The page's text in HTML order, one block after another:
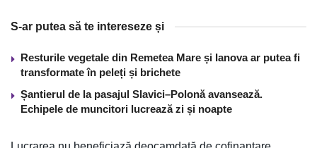
S-ar putea să te intereseze și
Resturile vegetale din Remetea Mare și Ianova ar putea fi
transformate în peleți și brichete
Șantierul de la pasajul Slavici–Polonă avansează.
Echipele de muncitori lucrează zi și noapte